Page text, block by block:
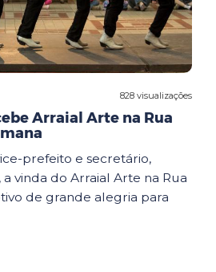
828 visualizações
Arraial Arte na Rua
prefeito e secretário,
vinda do Arraial Arte na Rua
de grande alegria para